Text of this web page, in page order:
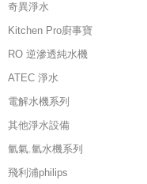
奇異淨水
Kitchen Pro廚事寶
RO 逆滲透純水機
ATEC 淨水
電解水機系列
其他淨水設備
氫氣.氫水機系列
飛利浦philips